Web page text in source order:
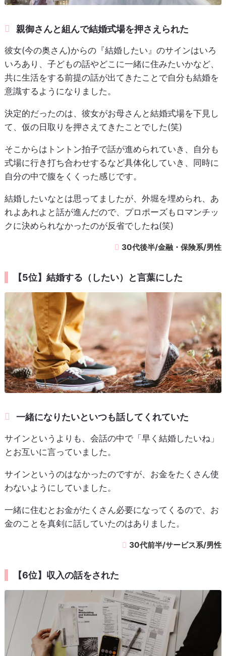
親御さんと組んで結婚式場を押さえられた
彼女(今の奥さん)からの『結婚したい』のサインはいろ
いろあり、子どもの話やどこに一緒に住みたいかなど、
共に生活をする前提の話が出てきたことで自分も結婚を
意識するようになりました。
決定的だったのは、彼女がお母さんと結婚式場を下見し
て、仮の日取りを押さえてきたことでした(笑)
そこからはトントン拍子で話が進められていき、自分も
式場に行き打ち合わせするなど具体化していき、同時に
自分の中で腹をくくった感じです。
結婚したいなとは思ってましたが、外堀を埋められ、あ
れよあれよと話が進んだので、プロポーズもロマンチッ
クに決められなかったのが反省でしたね(笑)
30代後半/金融・保険系/男性
【5位】結婚する（したい）と言葉にした
一緒になりたいといつも話してくれていた
サインというよりも、会話の中で「早く結婚したいね」
とお互いに言っていました。
サインというのはなかったのですが、お金をたくさん使
わないようにしていました。
一緒に住むとお金がたくさん必要になってくるので、お
金のことを真剣に話していたのはありました。
30代前半/サービス系/男性
【6位】収入の話をされた